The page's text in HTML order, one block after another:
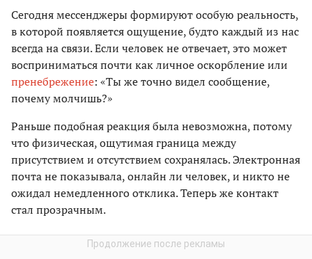
Сегодня мессенджеры формируют особую реальность,
в которой появляется ощущение, будто каждый из нас
всегда на связи. Если человек не отвечает, это может
восприниматься почти как личное оскорбление или
пренебрежение: «Ты же точно видел сообщение,
почему молчишь?»
Раньше подобная реакция была невозможна, потому
что физическая, ощутимая граница между
присутствием и отсутствием сохранялась. Электронная
почта не показывала, онлайн ли человек, и никто не
ожидал немедленного отклика. Теперь же контакт
стал прозрачным.